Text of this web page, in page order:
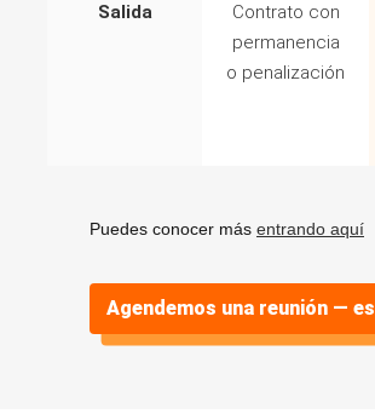
Salida
Contrato con
permanencia
o penalización
Puedes conocer más entrando aquí
Agendemos una reunión —